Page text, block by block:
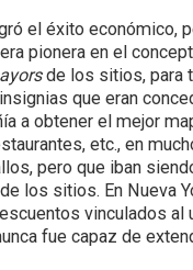
el éxito económico,
pionera en el
de los sitios, para
que eran
a obtener el mejor
etc., en
pero que iban
los sitios. En Nueva
vinculados al
fue capaz de